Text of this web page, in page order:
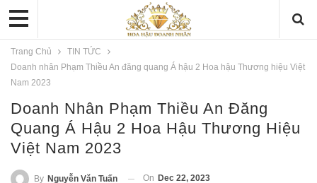
Trang Chủ
TIN TỨC
Doanh nhân Phạm Thiều An đăng quang Á hậu 2 Hoa hậu Thương hiệu Việt
Nam 2023
Doanh Nhân Phạm Thiều An Đăng
Quang Á Hậu 2 Hoa Hậu Thương Hiệu
Việt Nam 2023
By Nguyễn Văn Tuấn On Dec 22, 2023